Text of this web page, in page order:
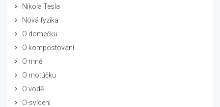
Nikola Tesla
Nová fyzika
O domečku
O kompostování
O mně
O motúčku
O vodě
O-svícení